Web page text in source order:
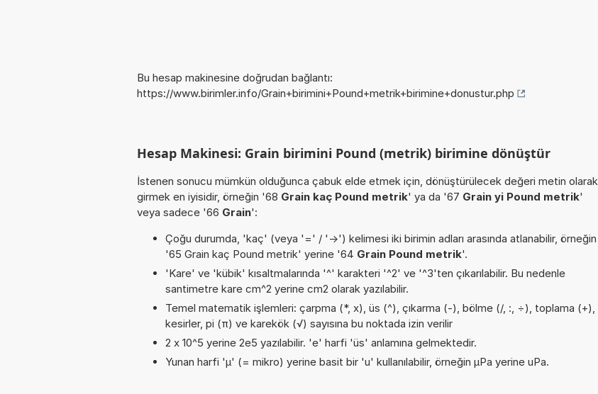
Bu hesap makinesine doğrudan bağlantı:
https://www.birimler.info/Grain+birimini+Pound+metrik+birimine+donustur.php
Hesap Makinesi: Grain birimini Pound (metrik) birimine dönüştür
İstenen sonucu mümkün olduğunca çabuk elde etmek için, dönüştürülecek değeri metin olarak
girmek en iyisidir, örneğin '68 Grain kaç Pound metrik' ya da '67 Grain yi Pound metrik'
veya sadece '66 Grain':
Çoğu durumda, 'kaç' (veya '=' / '->') kelimesi iki birimin adları arasında atlanabilir, örneğin
'65 Grain kaç Pound metrik' yerine '64 Grain Pound metrik'.
'Kare' ve 'kübik' kısaltmalarında '^' karakteri '^2' ve '^3'ten çıkarılabilir. Bu nedenle
santimetre kare cm^2 yerine cm2 olarak yazılabilir.
Temel matematik işlemleri: çarpma (*, x), üs (^), çıkarma (-), bölme (/, :, ÷), toplama (+),
kesirler, pi (π) ve karekök (√) sayısına bu noktada izin verilir
2 x 10^5 yerine 2e5 yazılabilir. 'e' harfi 'üs' anlamına gelmektedir.
Yunan harfi 'µ' (= mikro) yerine basit bir 'u' kullanılabilir, örneğin µPa yerine uPa.